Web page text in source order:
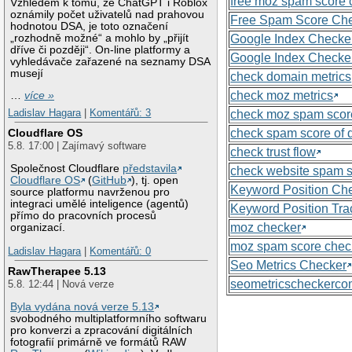
Vzhledem k tomu, že ChatGPT i Roblox
oznámily počet uživatelů nad prahovou
hodnotou DSA, je toto označení
„rozhodně možné“ a mohlo by „přijít
dříve či později“. On-line platformy a
vyhledávače zařazené na seznamy DSA
musejí
…více »
Ladislav Hagara
Komentářů: 3
Cloudflare OS
5.8. 17:00 | Zajímavý software
Společnost Cloudflare představila
Cloudflare OS
(GitHub ), tj. open
source platformu navrženou pro
integraci umělé inteligence (agentů)
přímo do pracovních procesů
organizací.
Ladislav Hagara
Komentářů: 0
RawTherapee 5.13
5.8. 12:44 | Nová verze
Byla vydána nová verze 5.13
svobodného multiplatformního softwaru
pro konverzi a zpracování digitálních
fotografií primárně ve formátů RAW
Free Spam Score
Google Index
Google Index
check domain metrics
check moz metrics
check moz spam
check spam score of
check trust flow
check website spam
Keyword Position
Keyword Position
moz checker
moz spam score
Seo Metrics Checker